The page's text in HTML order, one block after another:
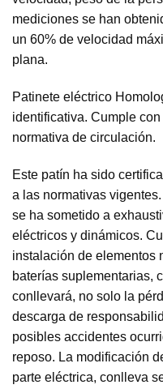
mediciones se han
un 60% de velocidad
plana.
Patinete eléctrico
identificativa. Cumple
normativa de circulación.
Este patín ha sido
a las normativas
se ha sometido a
eléctricos y dinámicos.
instalación de elementos
baterías suplementarias,
conllevará, no solo la
descarga de
posibles accidentes
reposo. La modificación
parte eléctrica, conlleva